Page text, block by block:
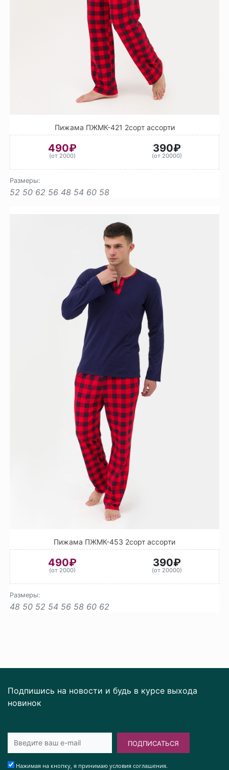
Пижама ПЖМК-421 2сорт ассорти
490₽
(от 2000)
390₽
(от 20000)
Размеры:
52 50 62 56 48 54 60 58
Пижама ПЖМК-453 2сорт ассорти
490₽
(от 2000)
390₽
(от 20000)
Размеры:
48 50 52 54 56 58 60 62
Подпишись на новости и будь в курсе выхода
новинок
ПОДПИСАТЬСЯ
Нажимая на кнопку, я принимаю условия соглашения.